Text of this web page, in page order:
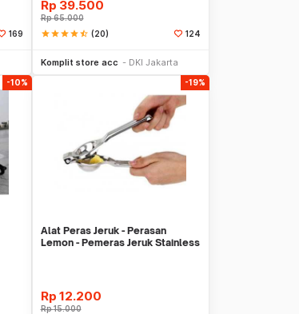
169
Rp 39.500
Rp65.000
starstarstarstarstar_half (20) 124
Komplit store acc DKI Jakarta
-10% -19%
Alat Peras Jeruk - Perasan
Lemon - Pemeras Jeruk Stainless
Rp 12.200
Rp15.000